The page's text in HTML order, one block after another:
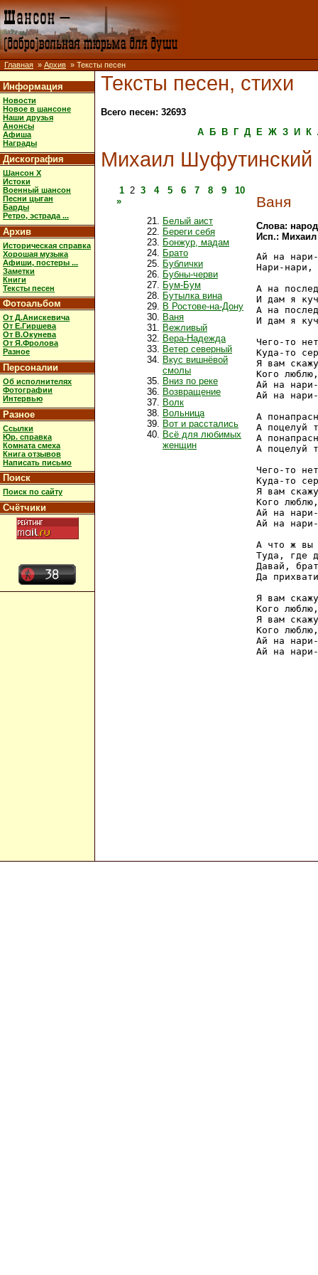
Главная » Архив » Тексты песен
Информация
Новости
Новое в шансоне
Наши друзья
Анонсы
Афиша
Награды
Дискография
Шансон X
Истоки
Военный шансон
Песни цыган
Барды
Ретро, эстрада ...
Архив
Историческая справка
Хорошая музыка
Афиши, постеры ...
Заметки
Книги
Тексты песен
Фотоальбом
От Д.Анискевича
От Е.Гиршева
От В.Окунева
От Я.Фролова
Разное
Персоналии
Об исполнителях
Фотографии
Интервью
Разное
Ссылки
Юр. справка
Комната смеха
Книга отзывов
Написать письмо
Поиск
Поиск по сайту
Счётчики
Тексты песен, стихи
Всего песен: 32693
А
Б В Г Д Е Ж З И К
Михаил Шуфутинский
1 2 3 4 5 6 7 8 9
10
»
Белый аист
Береги себя
Бонжур, мадам
Брато
Бублички
Бубны-черви
Бум-Бум
Бутылка вина
В Ростове-на-Дону
Ваня
Вежливый
Вера-Надежда
Ветер северный
Вкус вишнёвой
смолы
Вниз по реке
Возвращение
Волк
Вольница
Вот и расстались
Всё для любимых
женщин
Ваня
Слова:
Исп.:
Ай на
Нари-нари,
А на
И дам я
А на
И дам я
Чего-то
Куда-то
Я вам
Кого
Ай на
Ай на
А
А поцелуй
А
А поцелуй
Чего-то
Куда-то
Я вам
Кого
Ай на
Ай на
А что ж вы
Туда, где
Давай,
Да
Я вам
Кого
Я вам
Кого
Ай на
Ай на